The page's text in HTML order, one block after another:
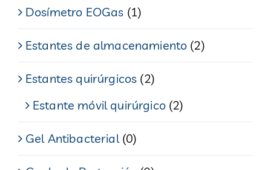
Dosímetro EOGas (1)
Estantes de almacenamiento (2)
Estantes quirúrgicos (2)
Estante móvil quirúrgico (2)
Gel Antibacterial (0)